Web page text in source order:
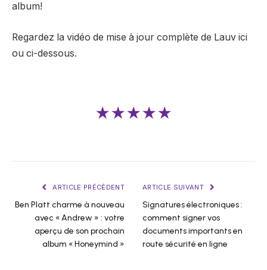
album!
Regardez la vidéo de mise à jour complète de Lauv ici
ou ci-dessous.
★★★★★
ARTICLE PRÉCÉDENT
Ben Platt charme à nouveau
avec « Andrew » : votre
aperçu de son prochain
album « Honeymind »
ARTICLE SUIVANT
Signatures électroniques :
comment signer vos
documents importants en
route sécurité en ligne